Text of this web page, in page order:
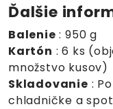
Ďalšie
Balenie : 950 g
Kartón : 6 ks
množstvo kusov)
Skladovanie :
chladničke a